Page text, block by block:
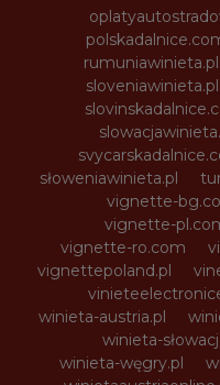
rumuniawinieta.pl
sloveniawinieta.pl
słoweniawinieta.pl
vignette-
vignette-
vignette-ro.com
vignettepoland.pl
winieta-austria.pl
winieta-
winieta-węgry.pl